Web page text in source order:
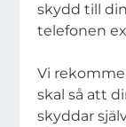
skydd till
telefonen
Vi
skal så att
skyddar